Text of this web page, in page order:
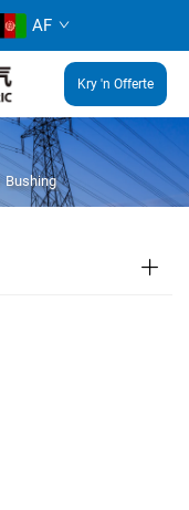
AF
Kry 'n Offerte
Bushing